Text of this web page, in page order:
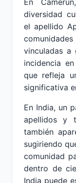
En
diversidad
el apellido
vinculadas a
incidencia
que refleja
significativa
En India, un
apellidos y
también
sugiriendo
comunidad
dentro de
India puede